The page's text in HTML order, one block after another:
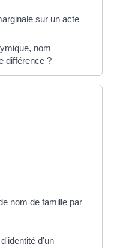
sur un acte
nom
différence ?
nom de famille par
d'un